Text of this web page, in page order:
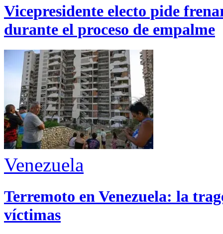
Vicepresidente electo pide
durante el proceso de empalme
Venezuela
Terremoto en Venezuela: la
víctimas